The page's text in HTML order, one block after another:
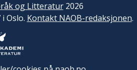
og Litteratur2026
Oslo. Kontakt NAOB-redaksjonen.